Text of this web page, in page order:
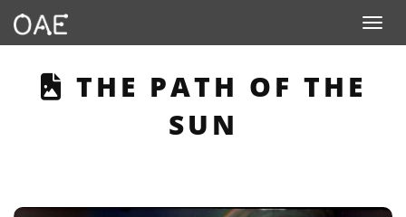
Toggle
THIS PAGE
THE PATH OF THE
SUN